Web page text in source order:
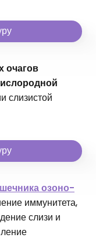
очагов
слизистой
озоно-
иммунитета,
слизи и